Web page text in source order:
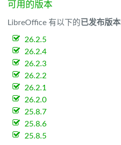
可用的版本
LibreOffice 有以下的已发布版本
26.2.5
26.2.4
26.2.3
26.2.2
26.2.1
26.2.0
25.8.7
25.8.6
25.8.5